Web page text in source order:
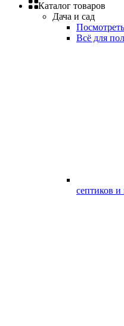
Каталог товаров
Дача и сад
Всё для
септиков и